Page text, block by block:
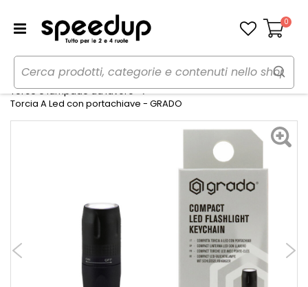
Carrello
0
Home Auto
Utensili, lampade da lavoro e torce
Torce e lampade da lavoro
Torcia A Led con portachiave - GRADO